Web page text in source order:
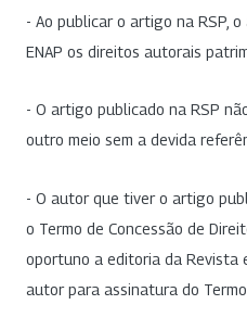
- Ao publicar o artigo na RSP,
ENAP os direitos autorais
- O artigo publicado na RSP
outro meio sem a devida
- O autor que tiver o artigo
o Termo de Concessão de
oportuno a editoria da Revista
autor para assinatura do